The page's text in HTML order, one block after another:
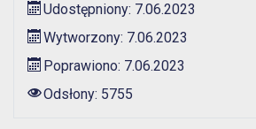
Udostępniony: 7.06.2023
Wytworzony: 7.06.2023
Poprawiono: 7.06.2023
Odsłony: 5755